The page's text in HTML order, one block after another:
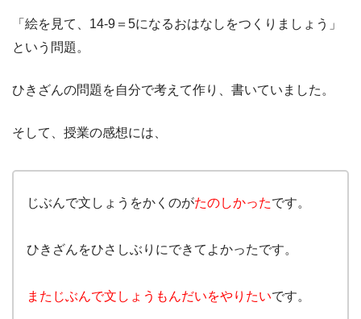
「絵を見て、14‐9＝5になるおはなしをつくりましょう」
という問題。
ひきざんの問題を自分で考えて作り、書いていました。
そして、授業の感想には、
じぶんで文しょうをかくのがたのしかったです。
ひきざんをひさしぶりにできてよかったです。
またじぶんで文しょうもんだいをやりたいです。